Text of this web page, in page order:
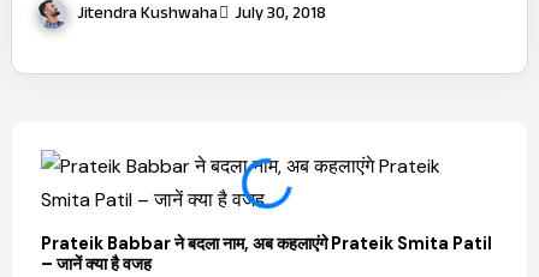
Jitendra Kushwaha July 30, 2018
Prateik Babbar ने बदला नाम, अब कहलाएंगे Prateik Smita Patil
– जानें क्या है वजह